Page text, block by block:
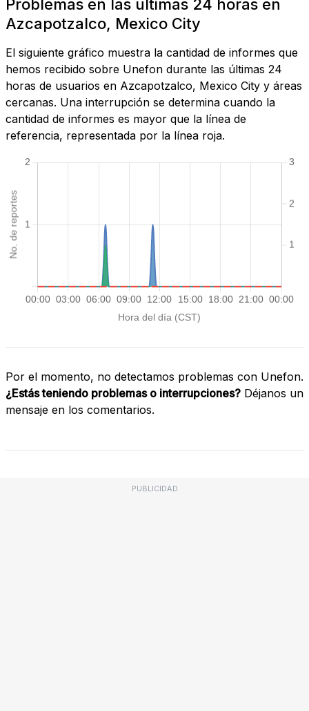
Problemas en las últimas 24 horas en
Azcapotzalco, Mexico City
El siguiente gráfico muestra la cantidad de informes que
hemos recibido sobre Unefon durante las últimas 24
horas de usuarios en Azcapotzalco, Mexico City y áreas
cercanas. Una interrupción se determina cuando la
cantidad de informes es mayor que la línea de
referencia, representada por la línea roja.
Por el momento, no detectamos problemas con Unefon.
¿Estás teniendo problemas o interrupciones? Déjanos un
mensaje en los comentarios.
PUBLICIDAD